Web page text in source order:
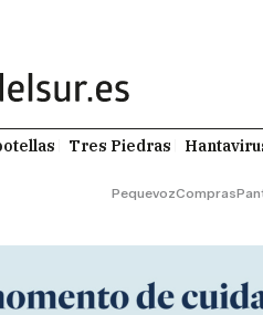
Tres Piedras
PequevozCompras